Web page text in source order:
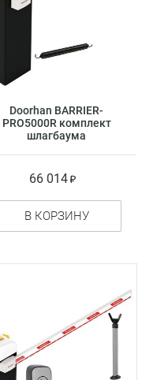
Doorhan BARRIER-
PRO5000R комплект
шлагбаума
66 014
В КОРЗИНУ